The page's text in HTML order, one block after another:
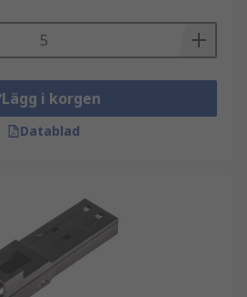
Lägg i korgen
Datablad